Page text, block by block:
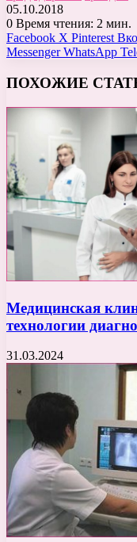
05.10.2018
0 Время чтения: 2 мин.
Facebook X Pinterest
Messenger WhatsApp
ПОХОЖИЕ
Медицинская
технологии
31.03.2024